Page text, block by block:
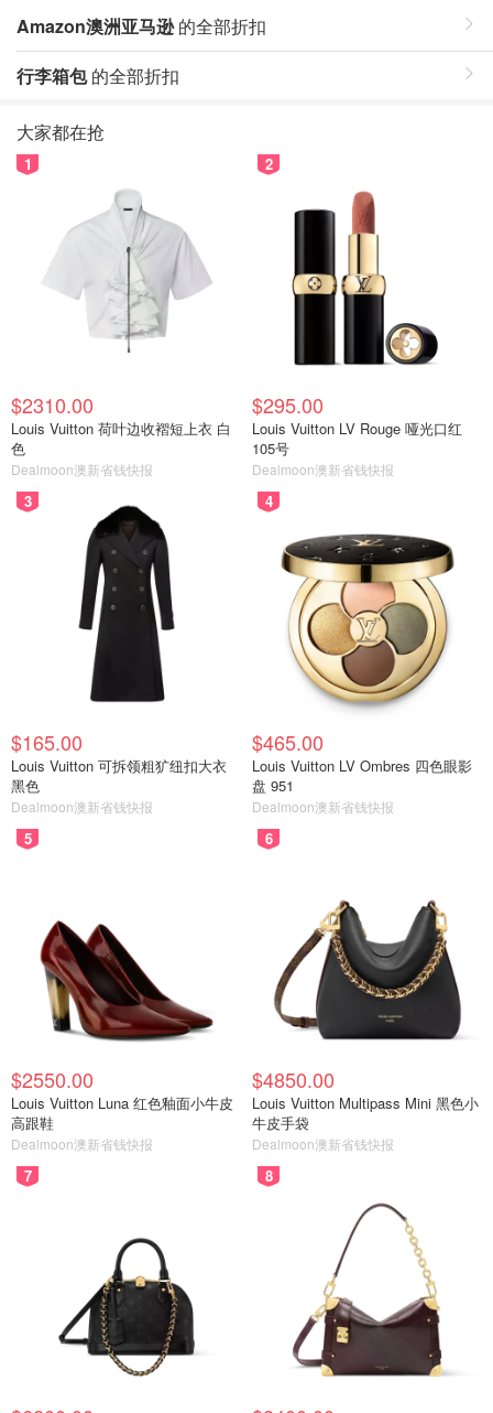
Amazon澳洲亚马逊的全部折扣
行李箱包的全部折扣
大家都在抢
1
$2310.00
Louis Vuitton 荷叶边收褶短上衣 白
色
Dealmoon澳新省钱快报
2
$295.00
Louis Vuitton LV Rouge 哑光口红
105号
Dealmoon澳新省钱快报
3
$165.00
Louis Vuitton 可拆领粗犷纽扣大衣
黑色
Dealmoon澳新省钱快报
4
$465.00
Louis Vuitton LV Ombres 四色眼影
盘 951
Dealmoon澳新省钱快报
5
$2550.00
Louis Vuitton Luna 红色釉面小牛皮
高跟鞋
Dealmoon澳新省钱快报
6
$4850.00
Louis Vuitton Multipass Mini 黑色小
牛皮手袋
Dealmoon澳新省钱快报
7 8